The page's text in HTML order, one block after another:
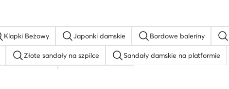
Klapki Beżowy Japonki damskie Bordowe baleriny
Złote sandały na szpilce Sandały damskie na platformie